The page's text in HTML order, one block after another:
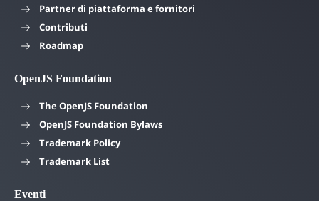
Partner di piattaforma e fornitori
Contributi
Roadmap
OpenJS Foundation
The OpenJS Foundation
OpenJS Foundation Bylaws
Trademark Policy
Trademark List
Eventi